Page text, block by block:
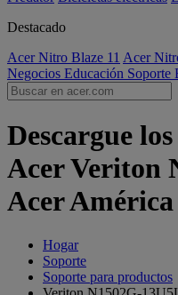
Destacado
Acer Nitro Blaze 11 Acer
Negocios Educación Soporte
Descargue
Acer Veriton
Acer
Hogar
Soporte
Soporte para productos